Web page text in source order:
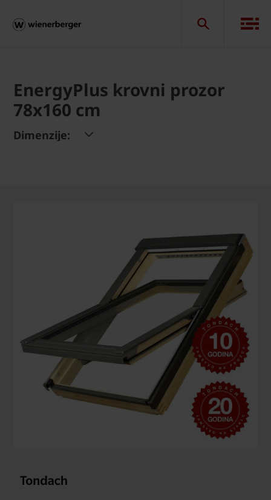
EnergyPlus krovni prozor
78x160 cm
Dimenzije: